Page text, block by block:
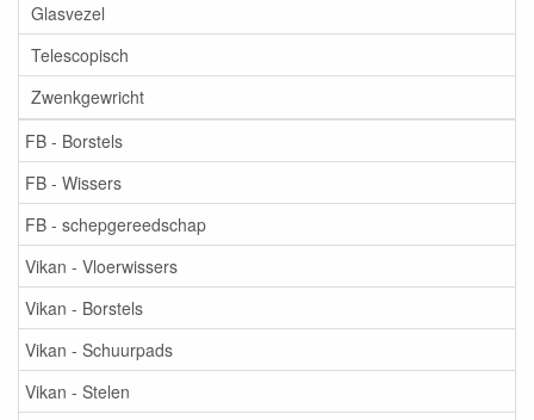
Glasvezel
Telescopisch
Zwenkgewricht
FB - Borstels
FB - Wissers
FB - schepgereedschap
Vikan - Vloerwissers
Vikan - Borstels
Vikan - Schuurpads
Vikan - Stelen